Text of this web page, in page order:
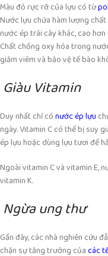
Màu đỏ rực rỡ của lựu có từ
Nước lựu chứa hàm lượng
nước ép trái cây khác, cao
Chất chống oxy hóa trong
giảm viêm và bảo vệ tế bào
Giàu Vitamin
Duy nhất chỉ cónước ép lựu
ngày. Vitamin C có thể bị suy
ép lựu hoặc dùng lựu tươi để
Ngoài vitamin C và vitamin E,
vitamin K.
Ngừa ung thư
Gần đây, các nhà nghiên cứu
chặn sự tăng trưởng củacác